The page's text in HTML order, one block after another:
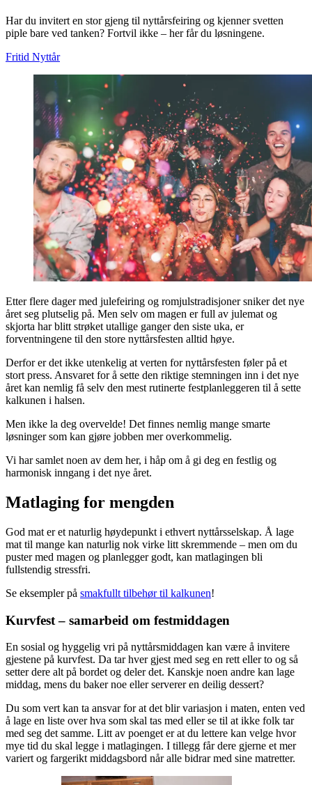
Har du invitert en stor gjeng til nyttårsfeiring og kjenner svetten
piple bare ved tanken? Fortvil ikke – her får du løsningene.
Fritid Nyttår
Etter flere dager med julefeiring og romjulstradisjoner sniker det nye
året seg plutselig på. Men selv om magen er full av julemat og
skjorta har blitt strøket utallige ganger den siste uka, er
forventningene til den store nyttårsfesten alltid høye.
Derfor er det ikke utenkelig at verten for nyttårsfesten føler på et
stort press. Ansvaret for å sette den riktige stemningen inn i det nye
året kan nemlig få selv den mest rutinerte festplanleggeren til å sette
kalkunen i halsen.
Men ikke la deg overvelde! Det finnes nemlig mange smarte
løsninger som kan gjøre jobben mer overkommelig.
Vi har samlet noen av dem her, i håp om å gi deg en festlig og
harmonisk inngang i det nye året.
Matlaging for mengden
God mat er et naturlig høydepunkt i ethvert nyttårsselskap. Å lage
mat til mange kan naturlig nok virke litt skremmende ­– men om du
puster med magen og planlegger godt, kan matlagingen bli
fullstendig stressfri.
Se eksempler på smakfullt tilbehør til kalkunen!
Kurvfest – samarbeid om festmiddagen
En sosial og hyggelig vri på nyttårsmiddagen kan være å invitere
gjestene på kurvfest. Da tar hver gjest med seg en rett eller to og så
setter dere alt på bordet og deler det. Kanskje noen andre kan lage
middag, mens du baker noe eller serverer en deilig dessert?
Du som vert kan ta ansvar for at det blir variasjon i maten, enten ved
å lage en liste over hva som skal tas med eller se til at ikke folk tar
med seg det samme. Litt av poenget er at du lettere kan velge hvor
mye tid du skal legge i matlagingen. I tillegg får dere gjerne et mer
variert og fargerikt middagsbord når alle bidrar med sine matretter.